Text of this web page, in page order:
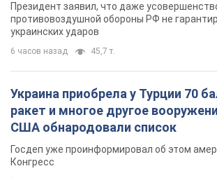
Президент заявил, что даже
противовоздушной обороны РФ не
украинских ударов
6 часов назад 45,7 т.
Украина приобрела у Турции 70
ракет и многое другое
США обнародовали список
Госдеп уже проинформировал об этом
Конгресс